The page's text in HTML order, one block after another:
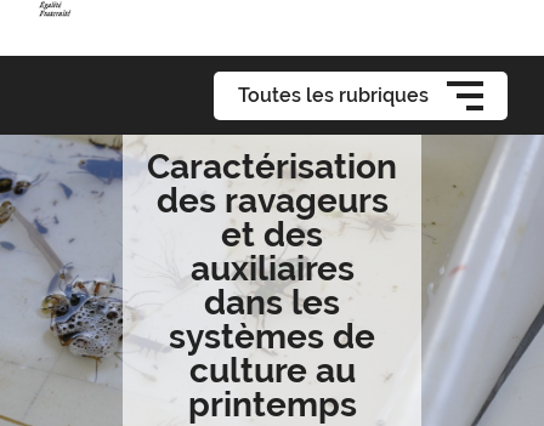
Toutes les rubriques
Caractérisation
des ravageurs
et des
auxiliaires
dans les
systèmes de
culture au
printemps